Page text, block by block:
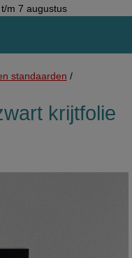
m 7 augustus
standaarden /
krijtfolie